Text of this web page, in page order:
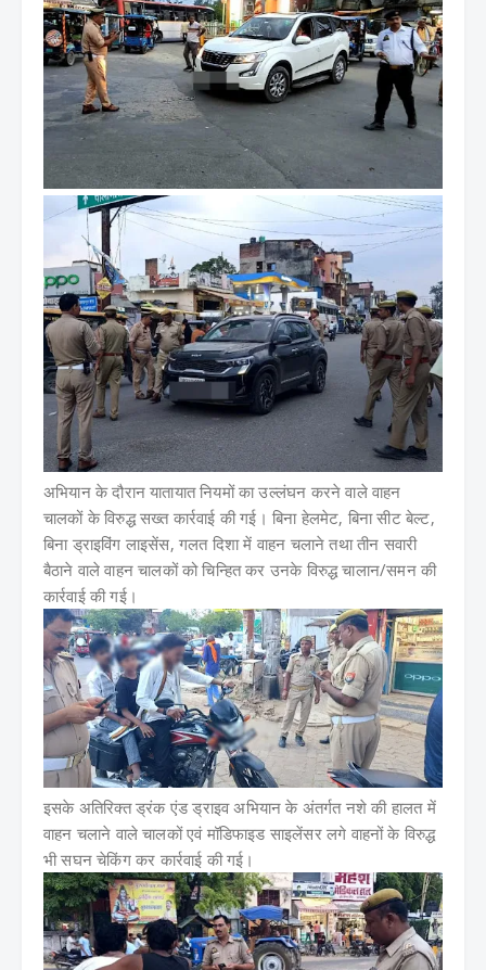
अभियान के दौरान यातायात नियमों का उल्लंघन करने वाले वाहन
चालकों के विरुद्ध सख्त कार्रवाई की गई। बिना हेलमेट, बिना सीट बेल्ट,
बिना ड्राइविंग लाइसेंस, गलत दिशा में वाहन चलाने तथा तीन सवारी
बैठाने वाले वाहन चालकों को चिन्हित कर उनके विरुद्ध चालान/समन की
कार्रवाई की गई।
इसके अतिरिक्त ड्रंक एंड ड्राइव अभियान के अंतर्गत नशे की हालत में
वाहन चलाने वाले चालकों एवं मॉडिफाइड साइलेंसर लगे वाहनों के विरुद्ध
भी सघन चेकिंग कर कार्रवाई की गई।